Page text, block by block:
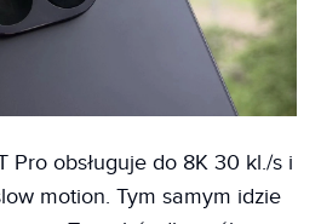
Pro obsługuje do 8K 30 kl./s i
motion. Tym samym idzie